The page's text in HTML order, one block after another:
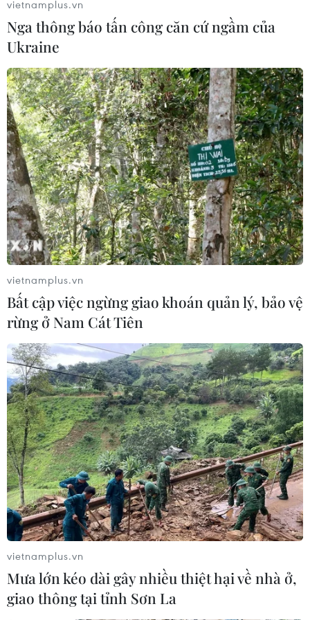
vietnamplus.vn
Nga thông báo tấn công căn cứ ngầm của
Ukraine
vietnamplus.vn
Bất cập việc ngừng giao khoán quản lý, bảo vệ
rừng ở Nam Cát Tiên
vietnamplus.vn
Mưa lớn kéo dài gây nhiều thiệt hại về nhà ở,
giao thông tại tỉnh Sơn La